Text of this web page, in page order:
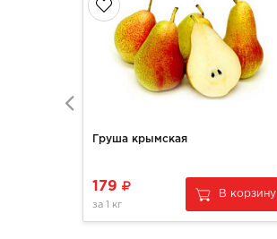
Груша крымская
179
за 1 кг
В корзину